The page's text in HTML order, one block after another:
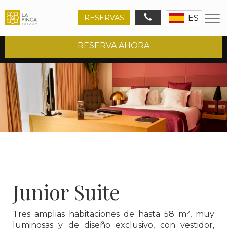
RESERVAS ES
Ruta
de
navegación
HOTEL 5* JUNIOR SUITE
Junior Suite
Tres amplias habitaciones de hasta 58 m², muy
luminosas y de diseño exclusivo, con vestidor,
RESERVA AHORA